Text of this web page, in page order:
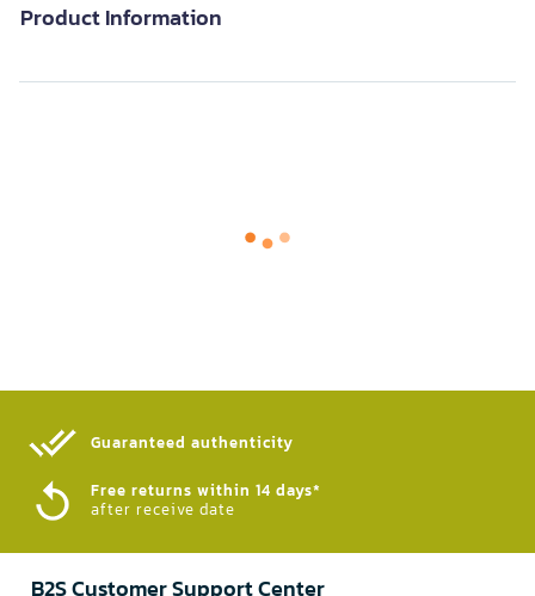
Product Information
Guaranteed authenticity​
Free returns within 14 days*
after receive date
B2S Customer Support Center